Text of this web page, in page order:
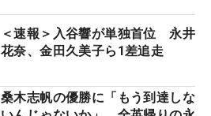
＜速報＞入谷響が単独首位 永井
花奈、金田久美子ら1差追走
桑木志帆の優勝に「もう到達しな